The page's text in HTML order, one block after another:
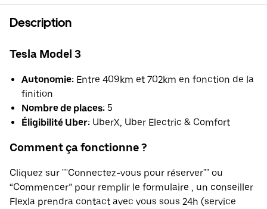
Description
Tesla Model 3
Autonomie: Entre 409km et 702km en fonction de la
finition
Nombre de places: 5
Éligibilité Uber: UberX, Uber Electric & Comfort
Comment ça fonctionne ?
Cliquez sur ""Connectez-vous pour réserver"" ou
“Commencer” pour remplir le formulaire , un conseiller
Flexla prendra contact avec vous sous 24h (service